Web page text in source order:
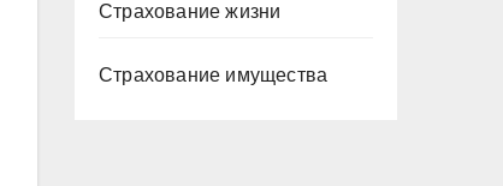
Страхование жизни
Страхование имущества